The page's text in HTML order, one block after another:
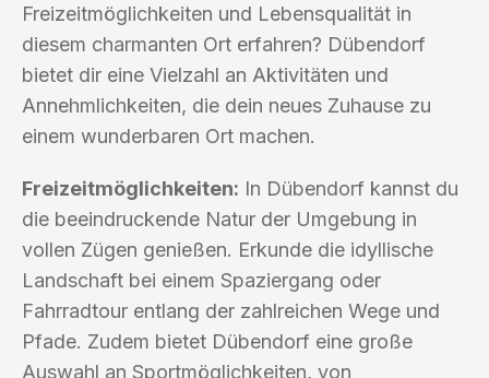
Freizeitmöglichkeiten und Lebensqualität in
diesem charmanten Ort erfahren? Dübendorf
bietet dir eine Vielzahl an Aktivitäten und
Annehmlichkeiten, die dein neues Zuhause zu
einem wunderbaren Ort machen.
Freizeitmöglichkeiten: In Dübendorf kannst du
die beeindruckende Natur der Umgebung in
vollen Zügen genießen. Erkunde die idyllische
Landschaft bei einem Spaziergang oder
Fahrradtour entlang der zahlreichen Wege und
Pfade. Zudem bietet Dübendorf eine große
Auswahl an Sportmöglichkeiten, von